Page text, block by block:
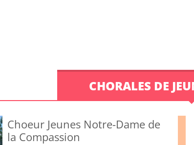
CHORALES DE
Choeur Jeunes Notre-Dame de
la Compassion